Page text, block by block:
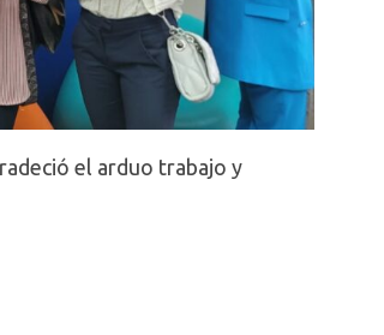
el arduo trabajo y